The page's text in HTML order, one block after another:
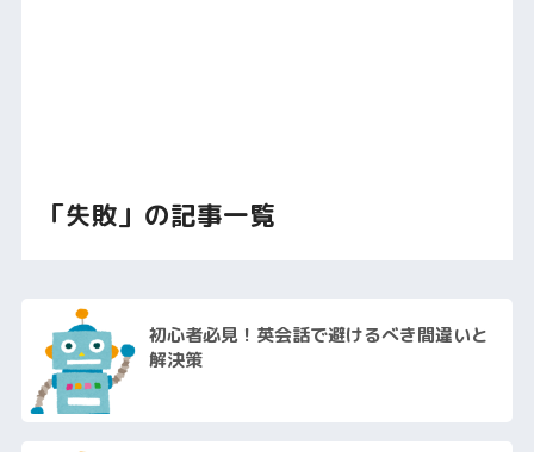
「失敗」の記事一覧
初心者必見！英会話で避けるべき間違いと
解決策